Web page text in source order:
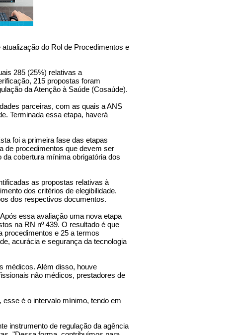
do Rol de Procedimentos e
285 (25%) relativas a
215 propostas foram
da Atenção à Saúde (Cosaúde).
parceiras, com as quais a ANS
Terminada essa etapa, haverá
foi a primeira fase das etapas
de procedimentos que devem ser
cobertura mínima obrigatória dos
as propostas relativas à
dos critérios de elegibilidade.
dos respectivos documentos.
essa avaliação uma nova etapa
na RN nº 439. O resultado é que
procedimentos e 25 a termos
acurácia e segurança da tecnologia
médicos. Além disso, houve
não médicos, prestadores de
é o intervalo mínimo, tendo em
instrumento de regulação da agência